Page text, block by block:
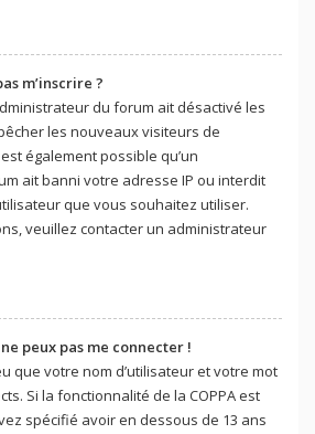
m’inscrire ?
du forum ait désactivé les
les nouveaux visiteurs de
également possible qu’un
ait banni votre adresse IP ou interdit
que vous souhaitez utiliser.
veuillez contacter un administrateur
peux pas me connecter !
que votre nom d’utilisateur et votre mot
Si la fonctionnalité de la COPPA est
spécifié avoir en dessous de 13 ans